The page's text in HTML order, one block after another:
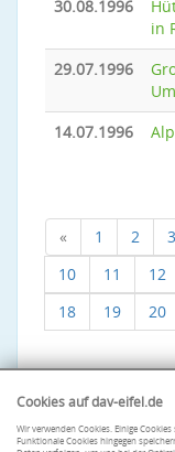
30.08.1996
in
29.07.1996
14.07.1996
« 1 2 3
10
11 12
18
19 20
Cookies auf dav-eifel.de
Wir verwenden Cookies. Einige
Funktionale Cookies hingegen